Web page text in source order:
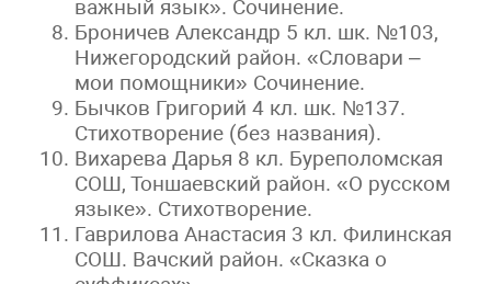
важный язык». Сочинение.
Броничев Александр 5 кл. шк. №103,
Нижегородский район. «Словари –
мои помощники» Сочинение.
Бычков Григорий 4 кл. шк. №137.
Стихотворение (без названия).
Вихарева Дарья 8 кл. Буреполомская
СОШ, Тоншаевский район. «О русском
языке». Стихотворение.
Гаврилова Анастасия 3 кл. Филинская
СОШ. Вачский район. «Сказка о